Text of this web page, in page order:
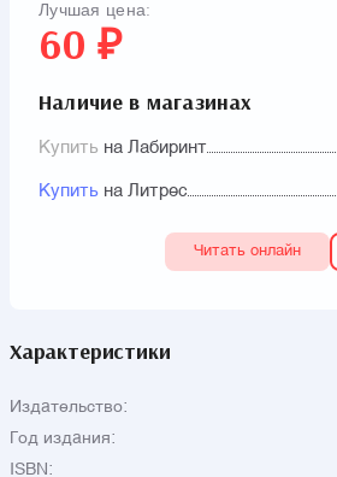
Лучшая цена:
60 ₽
Наличие в магазинах
Купить на Лабиринт
Купить на Литрес
Читать онлайн
Характеристики
Издательство:
Год издания:
ISBN: